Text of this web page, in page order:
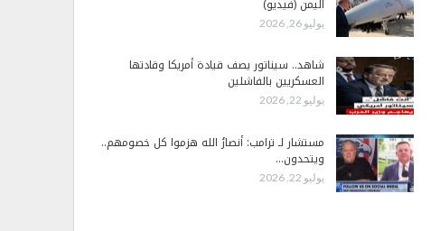
اليمن (فيديو)
يوليو 26, 2026
شاهد.. سيناتور يصف قيادة أمريكا وقادتها
العسكريين بالفاشلين
يوليو 22, 2026
مستشار لـ ترامب: أنصارُ الله هزموا كل خصومهم..
ويتحدون…
يوليو 22, 2026